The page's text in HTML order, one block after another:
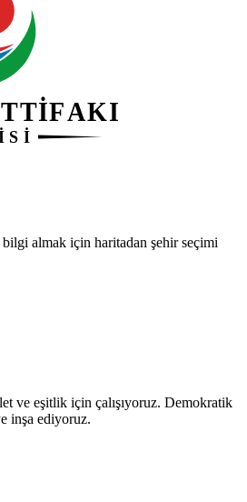
almak için haritadan şehir seçimi
ve eşitlik için çalışıyoruz. Demokratik
inşa ediyoruz.